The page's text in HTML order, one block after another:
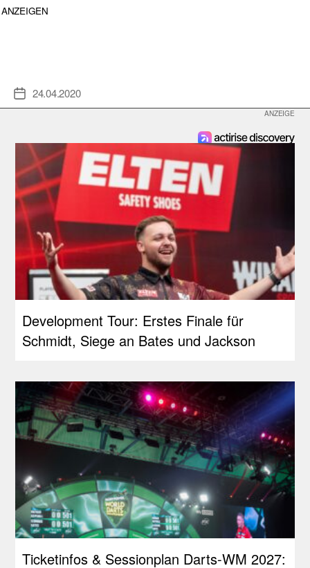
ANZEIGEN
Veröffentlichungsdatum
24.04.2020
Development Tour: Erstes Finale für
Schmidt, Siege an Bates und Jackson
Ticketinfos & Sessionplan Darts-WM 2027: